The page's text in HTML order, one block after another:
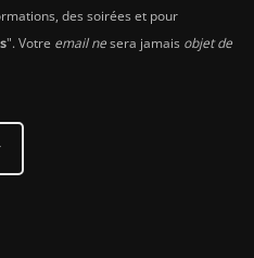
des soirées et pour
". Votre email nesera jamais objet de